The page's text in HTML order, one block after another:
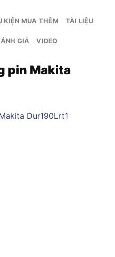
KIỆN MUA THÊM TÀI LIỆU
GIÁ VIDEO
pin Makita